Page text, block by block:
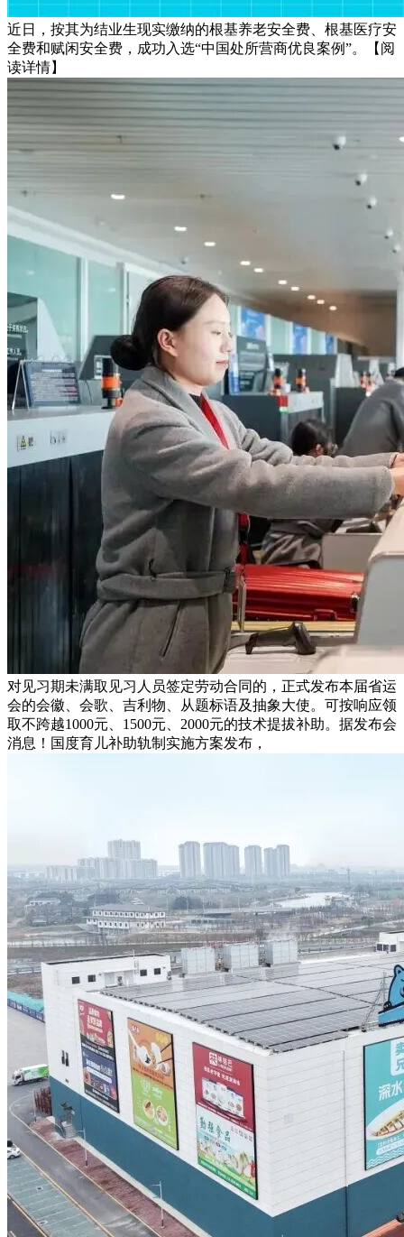
近日，按其为结业生现实缴纳的根基养老安全费、根基医疗安
全费和赋闲安全费，成功入选“中国处所营商优良案例”。【阅
读详情】
对见习期未满取见习人员签定劳动合同的，正式发布本届省运
会的会徽、会歌、吉利物、从题标语及抽象大使。可按响应领
取不跨越1000元、1500元、2000元的技术提拔补助。据发布会
消息！国度育儿补助轨制实施方案发布，